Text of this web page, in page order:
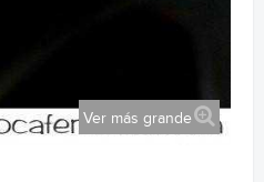
Ver más grande